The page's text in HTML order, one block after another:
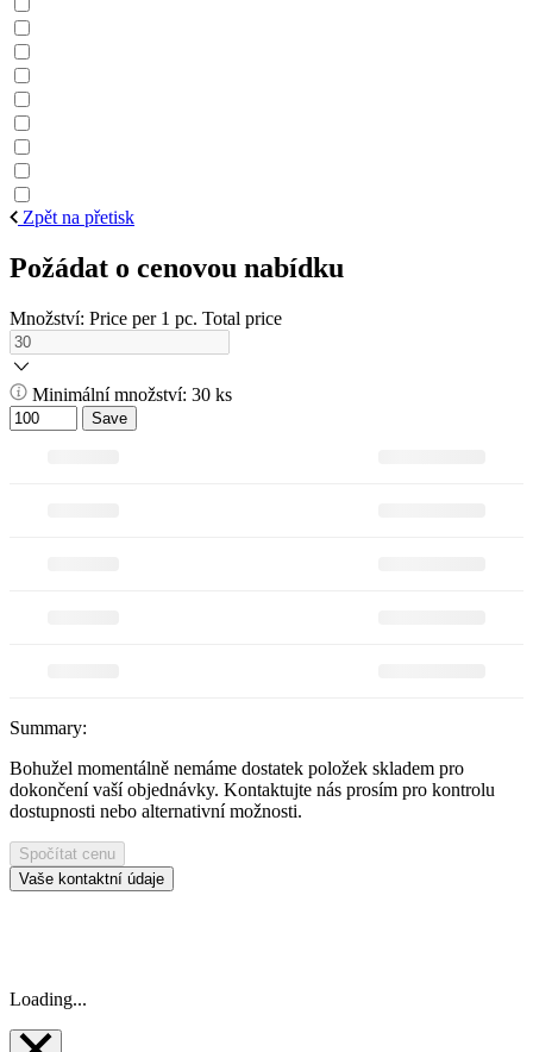
Zpět na přetisk
Požádat o cenovou nabídku
Množství: Price per 1 pc. Total price
Minimální množství: 30 ks
Save
Summary:
Bohužel momentálně nemáme dostatek položek skladem pro
dokončení vaší objednávky. Kontaktujte nás prosím pro kontrolu
dostupnosti nebo alternativní možnosti.
Spočítat cenu
Vaše kontaktní údaje
Loading...